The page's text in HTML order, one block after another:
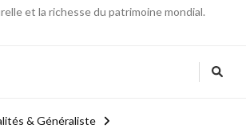
et la richesse du patrimoine mondial.
& Généraliste